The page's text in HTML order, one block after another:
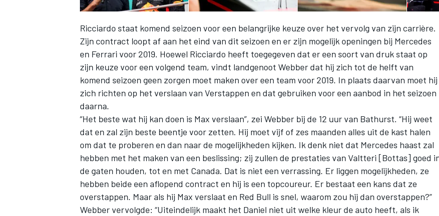
Ricciardo staat komend seizoen voor een belangrijke keuze over het vervolg van zijn carrière.
Zijn contract loopt af aan het eind van dit seizoen en er zijn mogelijk openingen bij Mercedes
en Ferrari voor 2019. Hoewel Ricciardo heeft toegegeven dat er een soort van druk staat op
zijn keuze voor een volgend team, vindt landgenoot Webber dat hij zich tot de helft van
komend seizoen geen zorgen moet maken over een team voor 2019. In plaats daarvan moet hij
zich richten op het verslaan van Verstappen en dat gebruiken voor een aanbod in het seizoen
daarna.
“Het beste wat hij kan doen is Max verslaan”, zei Webber bij de 12 uur van Bathurst. “Hij weet
dat en zal zijn beste beentje voor zetten. Hij moet vijf of zes maanden alles uit de kast halen
om dat te proberen en dan naar de mogelijkheden kijken. Ik denk niet dat Mercedes haast zal
hebben met het maken van een beslissing; zij zullen de prestaties van Valtteri [Bottas] goed
de gaten houden, tot en met Canada. Dat is niet een verrassing. Er liggen mogelijkheden, ze
hebben beide een aflopend contract en hij is een topcoureur. Er bestaat een kans dat ze
overstappen. Maar als hij Max verslaat en Red Bull is snel, waarom zou hij dan overstappen?”
Webber vervolgde: “Uiteindelijk maakt het Daniel niet uit welke kleur de auto heeft, als ik